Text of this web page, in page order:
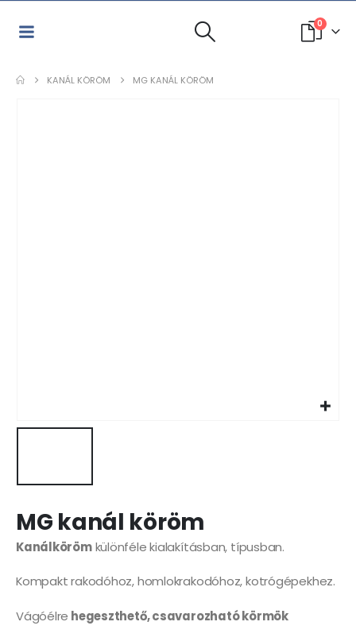
0
KANÁL KÖRÖM MG KANÁL KÖRÖM
MG kanál köröm
Kanálkörömkülönféle kialakításban, típusban.
Kompakt rakodóhoz, homlokrakodóhoz, kotrógépekhez.
Vágóélre hegeszthető, csavarozható körmök